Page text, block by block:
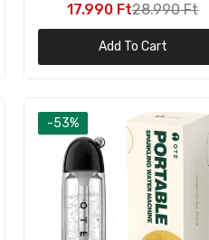
17.990 Ft28.990 Ft
Add To Cart
-53%